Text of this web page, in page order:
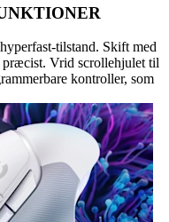
tilstand. Skift med
præcist. Vrid scrollehjulet til
kontroller, som